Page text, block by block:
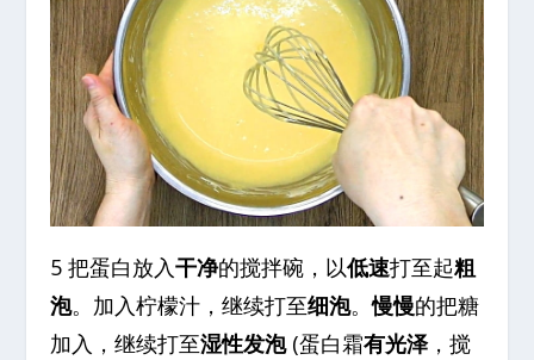
5 把蛋白放入干净的搅拌碗，以低速打至起粗
泡。加入柠檬汁，继续打至细泡。慢慢的把糖
加入，继续打至湿性发泡(蛋白霜有光泽，搅